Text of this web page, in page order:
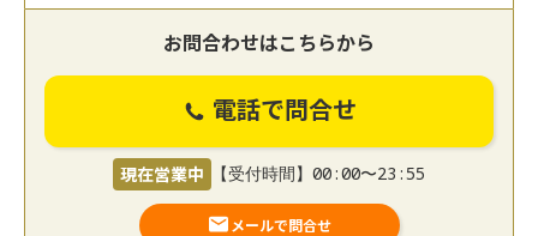
お問合わせはこちらから
電話で問合せ
現在営業中 【受付時間】00:00〜23:55
メールで問合せ